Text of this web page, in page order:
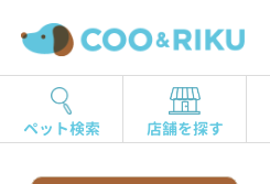
ペット検索 店舗を探す